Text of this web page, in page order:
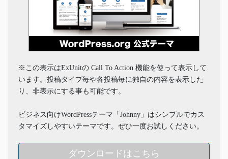
※この表示はExUnitの Call To Action 機能を使って表示して
います。投稿タイプ毎や各投稿毎に独自の内容を表示した
り、非表示にする事も可能です。
ビジネス向けWordPressテーマ「Johnny」はシンプルでカス
タマイズしやすいテーマです。ぜひ一度お試しください。
ダウンロードはこちら